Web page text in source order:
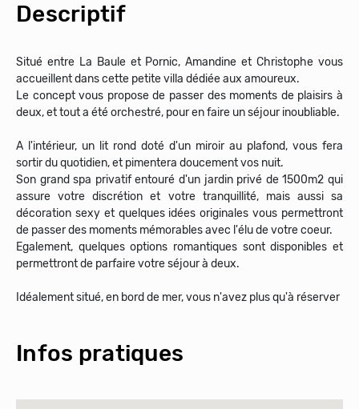
Descriptif
Situé entre La Baule et Pornic, Amandine et Christophe vous
accueillent dans cette petite villa dédiée aux amoureux.
Le concept vous propose de passer des moments de plaisirs à
deux, et tout a été orchestré, pour en faire un séjour inoubliable.
A l'intérieur, un lit rond doté d'un miroir au plafond, vous fera
sortir du quotidien, et pimentera doucement vos nuit.
Son grand spa privatif entouré d'un jardin privé de 1500m2 qui
assure votre discrétion et votre tranquillité, mais aussi sa
décoration sexy et quelques idées originales vous permettront
de passer des moments mémorables avec l'élu de votre coeur.
Egalement, quelques options romantiques sont disponibles et
permettront de parfaire votre séjour à deux.
Idéalement situé, en bord de mer, vous n'avez plus qu'à réserver
Infos pratiques